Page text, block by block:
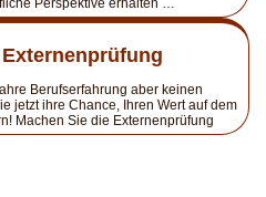
Berufserfahrung aber keinen
jetzt ihre Chance, Ihren Wert auf dem
Machen Sie die Externenprüfung